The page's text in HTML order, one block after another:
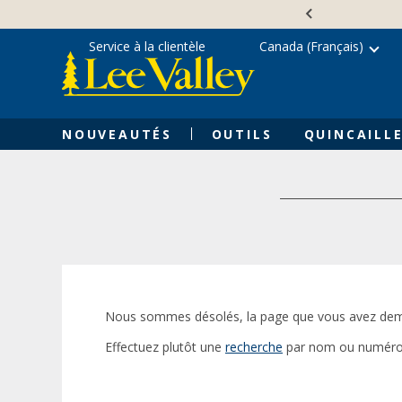
content
NOUVEAUTÉS OUTILS
Service à la clientèle Canada (Français)
Nous sommes désolés, la page que vous avez
Effectuez plutôt une recherche par nom ou